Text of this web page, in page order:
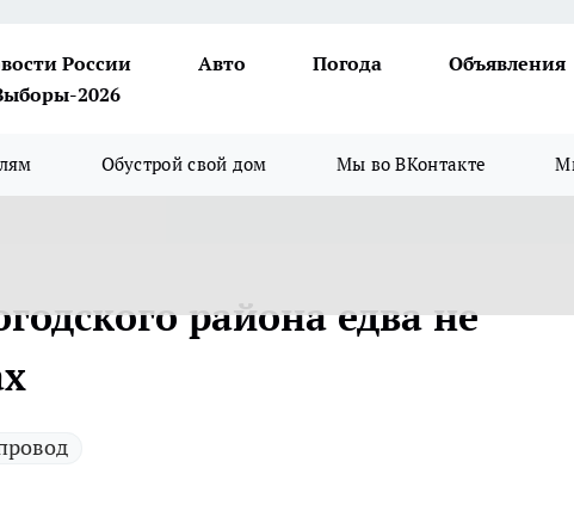
России Авто Погода
Объявления
2026
Обустрой свой дом Мы во ВКонтакте
района едва не